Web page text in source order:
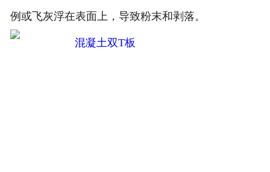
联系我们
例或飞灰浮在表面上，导致粉末和剥落。